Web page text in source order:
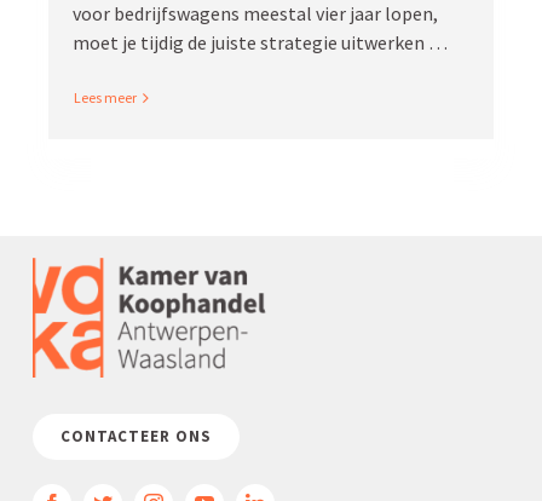
voor bedrijfs­wagens meestal vier jaar lopen,
moet je tijdig de juiste strategie uitwerken …
Read More
CONTACTEER ONS